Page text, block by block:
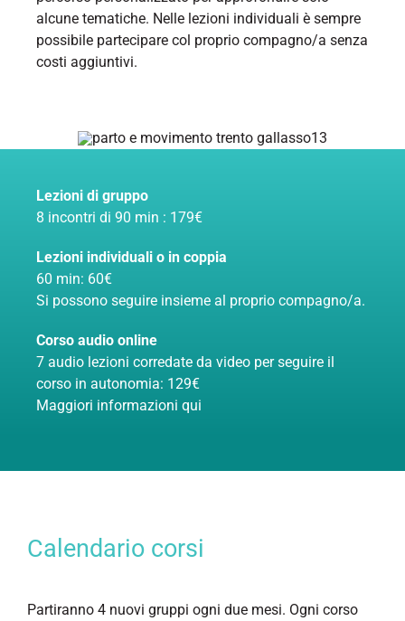
alcune tematiche. Nelle lezioni individuali è sempre
possibile partecipare col proprio compagno/a senza
costi aggiuntivi.
Lezioni di gruppo
8 incontri di 90 min : 179€
Lezioni individuali o in coppia
60 min: 60€
Si possono seguire insieme al proprio compagno/a.
Corso audio online
7 audio lezioni corredate da video per seguire il
corso in autonomia: 129€
Maggiori informazioni qui
Calendario corsi
Partiranno 4 nuovi gruppi ogni due mesi. Ogni corso